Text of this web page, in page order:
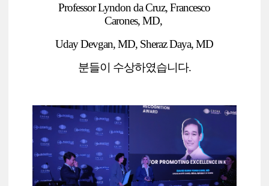
Professor Lyndon da Cruz, Francesco
Carones,MD,
Uday Devgan, MD, Sheraz Daya, MD
분들이 수상하였습니다.